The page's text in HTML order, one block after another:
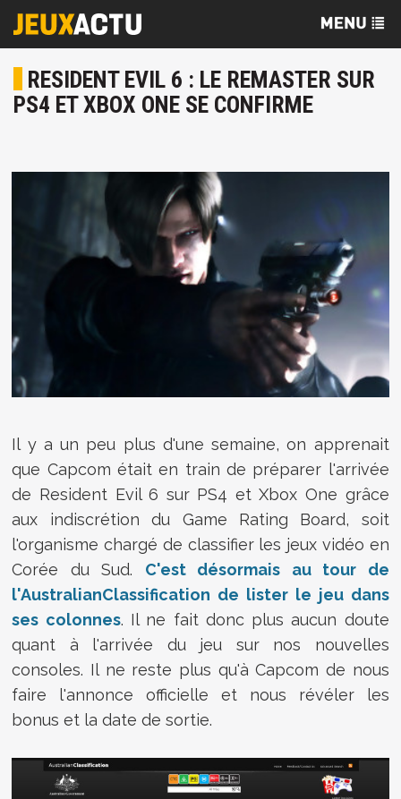
RESIDENT EVIL 6 : LE REMASTER SUR
PS4 ET XBOX ONE SE CONFIRME
Il y a un peu plus d'une semaine, on apprenait
que Capcom était en train de préparer l'arrivée
de Resident Evil 6 sur PS4 et Xbox One grâce
aux indiscrétion du Game Rating Board, soit
l'organisme chargé de classifier les jeux vidéo en
Corée du Sud. C'est désormais au tour de
l'AustralianClassification de lister le jeu dans
ses colonnes. Il ne fait donc plus aucun doute
quant à l'arrivée du jeu sur nos nouvelles
consoles. Il ne reste plus qu'à Capcom de nous
faire l'annonce officielle et nous révéler les
bonus et la date de sortie.